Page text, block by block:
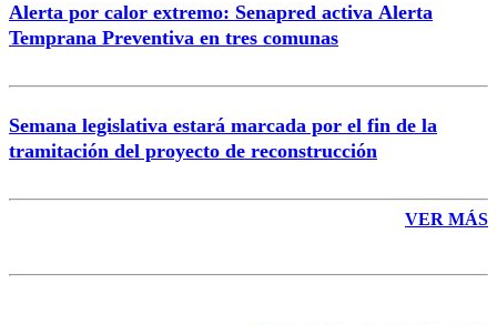
Alerta por calor extremo: Senapred activa Alerta
Temprana Preventiva en tres comunas
Semana legislativa estará marcada por el fin de la
tramitación del proyecto de reconstrucción
VER MÁS